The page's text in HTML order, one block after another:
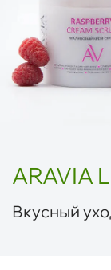
ARAVIA
Вкусный